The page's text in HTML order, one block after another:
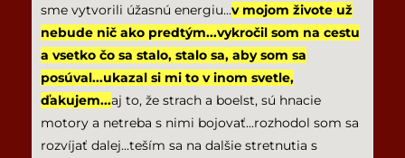
sme vytvorili úžasnú energiu...v mojom živote už
nebude nič ako predtým...vykročil som na cestu
a vsetko čo sa stalo, stalo sa, aby som sa
posúval...ukazal si mi to v inom svetle,
ďakujem...aj to, že strach a boelst, sú hnacie
motory a netreba s nimi bojovať...rozhodol som sa
rozvíjať dalej...teším sa na dalšie stretnutia s